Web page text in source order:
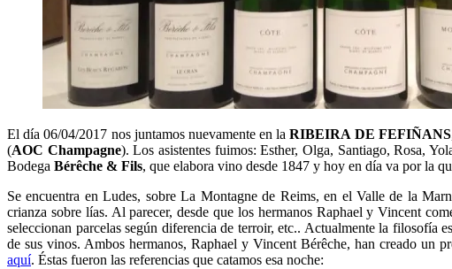
El día 06/04/2017 nos juntamos nuevamente en laRIBEIRA DE FEFIÑANS
(AOC Champagne). Los asistentes fuimos: Esther, Olga, Santiago, Rosa,
Bodega Bérêche & Fils, que elabora vino desde 1847 y hoy en día va por la
Se encuentra en Ludes, sobre La Montagne de Reims, en el Valle de la
crianza sobre lías. Al parecer, desde que los hermanos Raphael y Vincent
seleccionan parcelas según diferencia de terroir, etc.. Actualmente la filosofía
de sus vinos. Ambos hermanos, Raphael y Vincent Bérêche, han creado un
aquí. Éstas fueron las referencias que catamos esa noche: